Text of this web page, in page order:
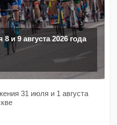
и 9 августа 2026 года
31 июля и 1 августа